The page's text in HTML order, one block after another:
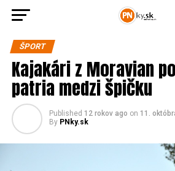
ŠPORT
Kajakári z Moravian
patria medzi špičku
Published 12 rokov ago on 11.
By PNky.sk